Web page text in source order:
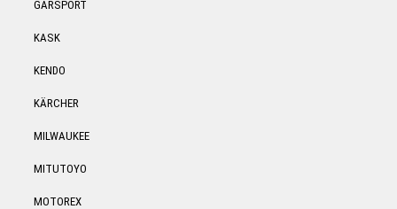
GARSPORT
KASK
KENDO
KÄRCHER
MILWAUKEE
MITUTOYO
MOTOREX